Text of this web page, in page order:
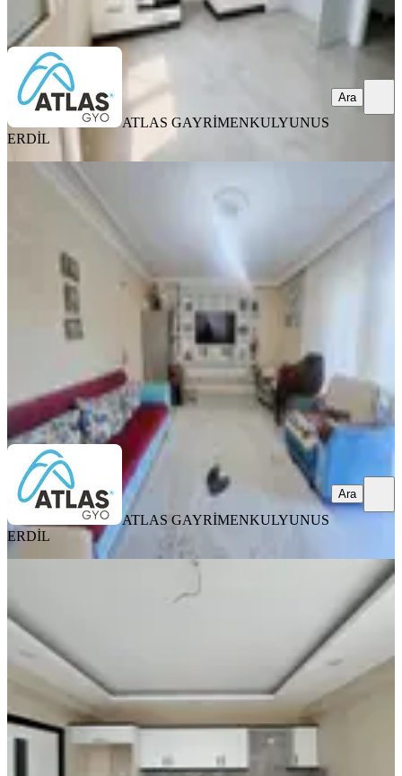
Ara
ATLAS GAYRİMENKULYUNUS
ERDİL
Ara
Uygun Fiyata Müstakil Ev 2 Katlının
1.katı Satılık Kredıye Uygun
· 150 m² 05.08.2026
3.085.000 ₺
ATLAS GAYRİMENKULYUNUS ERDİL
ATLAS GAYRİMENKULYUNUS
ERDİL
Ara
Geniş Oturumlu 2+1 | Cep Mutfaklı
Ve Koridorlu Ferah Daire
05.08.2026
2.300.000 ₺